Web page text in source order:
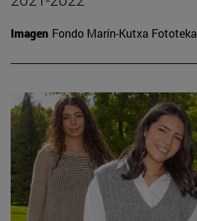
Imagen Fondo Marín-Kutxa Fototeka